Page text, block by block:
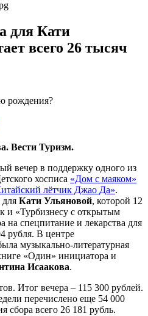
для Кати
всего 26 тысяч
рождения?
Вести Туризм.
вечер в поддержку одного из
хосписа «Дом с маяком»
лётчик Джао Да».
для Кати Ульяновой, которой 12
и «Турбизнесу с открытым
на спецпитание и лекарства для
рубля. В центре
музыкально-литературная
«Один» инициатора и
Исаакова.
Итог вечера – 115 300 рублей.
перечислено еще 54 000
сбора всего 26 181 рубль.